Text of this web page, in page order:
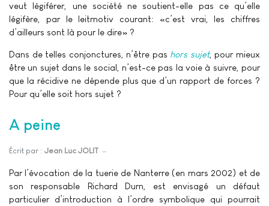
veut légiférer, une société ne soutient-elle pas ce qu’elle
légifère, par le leitmotiv courant: «c’est vrai, les chiffres
d’ailleurs sont là pour le dire» ?
Dans de telles conjonctures, n’être pas hors sujet, pour mieux
être un sujet dans le social, n’est-ce pas la voie à suivre, pour
que la récidive ne dépende plus que d’un rapport de forces ?
Pour qu’elle soit hors sujet ?
A peine
Écrit par : Jean Luc JOLIT
Par l’évocation de la tuerie de Nanterre (en mars 2002) et de
son responsable Richard Durn, est envisagé un défaut
particulier d’introduction à l’ordre symbolique qui pourrait